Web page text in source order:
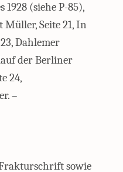
(siehe P-85),
Seite 21, In
Dahlemer
der Berliner
24,
–
sowie